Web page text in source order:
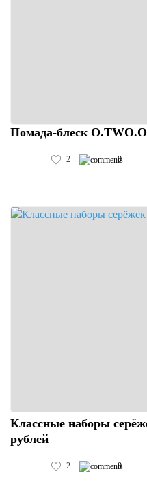
Помада-блеск O.TWO.O
2 0
Классные наборы
рублей
2 0